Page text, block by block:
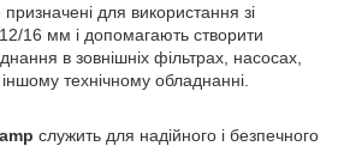
для використання зі
16 мм і допомагають створити
в зовнішніх фільтрах, насосах,
технічному обладнанні.
служить для надійного і безпечного